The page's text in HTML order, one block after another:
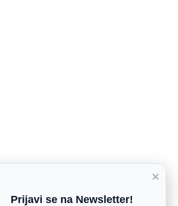
×
Prijavi se na Newsletter!